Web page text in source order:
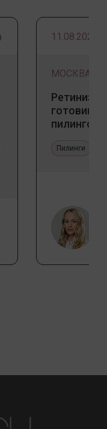
11.08.2026
МОСКВА
готовим
пилингов
Пилинги